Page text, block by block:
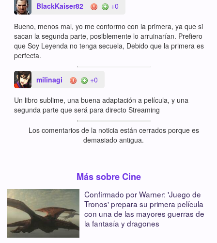
BlackKaiser82 +0
Bueno, menos mal, yo me conformo con la primera, ya que si
sacan la segunda parte, posiblemente lo arruinarían. Prefiero
que Soy Leyenda no tenga secuela, Debido que la primera es
perfecta.
milinagi +0
Un libro sublime, una buena adaptación a película, y una
segunda parte que será para directo Streaming
Los comentarios de la noticia están cerrados porque es
demasiado antigua.
Más sobre Cine
Confirmado por Warner: 'Juego de
Tronos' prepara su primera película
con una de las mayores guerras de
la fantasía y dragones